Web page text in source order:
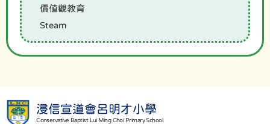
價值觀教育
Steam
浸信宣道會呂明才小學
Conservative Baptist Lui Ming Choi Primary School